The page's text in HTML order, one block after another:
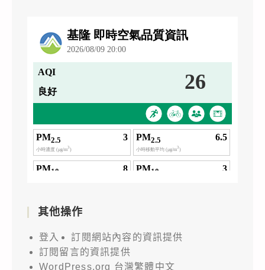
其他操作
登入
訂閱網站內容的資訊提供
訂閱留言的資訊提供
WordPress.org 台灣繁體中文